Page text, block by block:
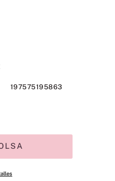
197575195863